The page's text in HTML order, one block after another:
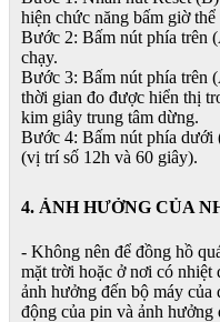
hiện chức năng bấm giờ thể
Bước 2: Bấm nút phía trên
chạy.
Bước 3: Bấm nút phía trên
thời gian đo được hiển thị
kim giây trung tâm dừng.
Bước 4: Bấm nút phía dưới
(vị trí số 12h và 60 giây).
4. ẢNH HƯỞNG CỦA
- Không nên để đồng hồ
mặt trời hoặc ở nơi có
ảnh hưởng đến bộ máy
động của pin và ảnh hưởng